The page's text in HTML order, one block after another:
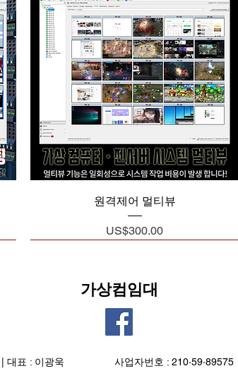
제품보기
원격제어 멀티뷰
가격
US$300.00
가상컴임대
대표 : 이광욱 ​사업자번호 : 210·59·89575